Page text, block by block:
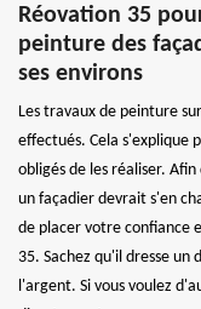
Réovation 35
peinture des
ses environs
Les travaux de peinture
effectués. Cela s'explique
obligés de les réaliser.
un façadier devrait s'en
de placer votre confiance
35. Sachez qu'il dresse un
l'argent. Si vous voulez